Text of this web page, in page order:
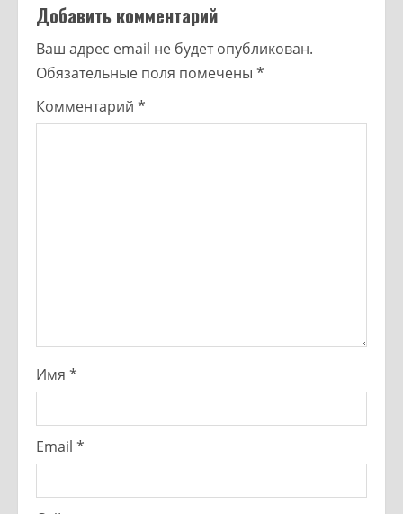
Добавить комментарий
Ваш адрес email не будет опубликован.
Обязательные поля помечены *
Комментарий *
Имя *
Email *